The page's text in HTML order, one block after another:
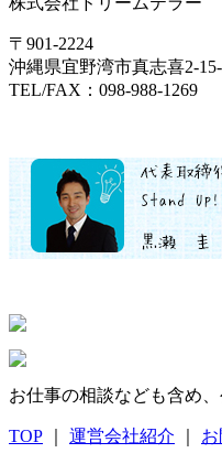
〒901-2224
沖縄県宜野湾市真志喜2-
TEL/FAX：098-988-1269
お仕事の相談なども含め
TOP 運営会社紹介